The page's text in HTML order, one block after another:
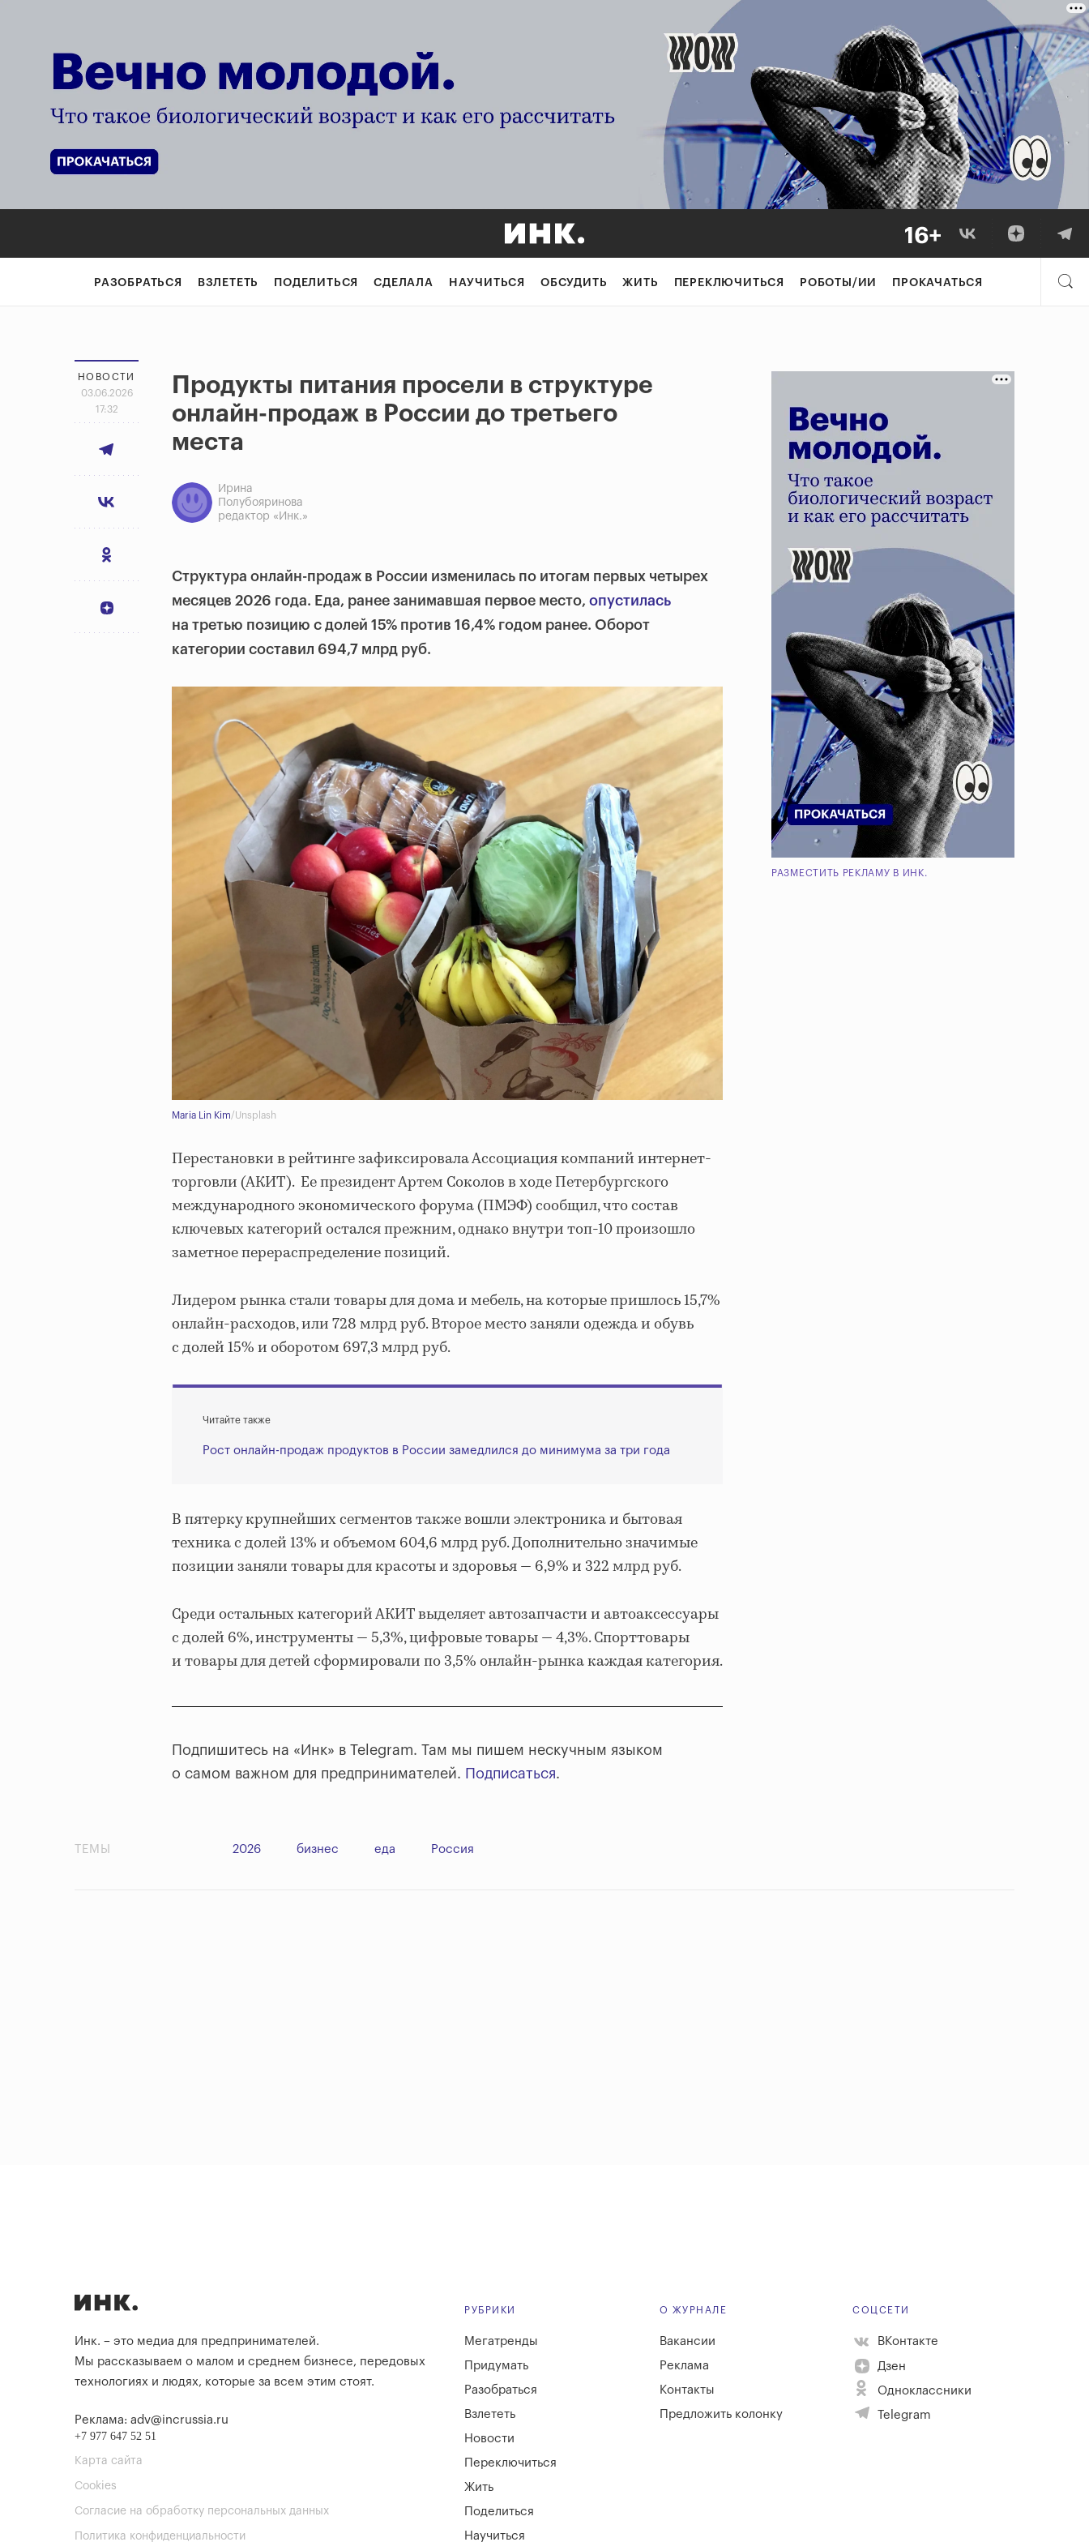
РАЗОБРАТЬСЯ ВЗЛЕТЕТЬ ПОДЕЛИТЬСЯ СДЕЛАЛА НАУЧИТЬСЯ ОБСУДИТЬ ЖИТЬ ПЕРЕКЛЮЧИТЬСЯ РОБОТЫ/ИИ ПРОКАЧАТЬСЯ
НОВОСТИ
03.06.2026
17:32
Продукты питания просели в структуре
онлайн-продаж в России до третьего
места
Ирина
Полубояринова
редактор «Инк.»
Структура онлайн-продаж в России изменилась по итогам первых четырех
месяцев 2026 года. Еда, ранее занимавшая первое место, опустилась
на третью позицию с долей 15% против 16,4% годом ранее. Оборот
категории составил 694,7 млрд руб.
Maria Lin Kim/Unsplash
Перестановки в рейтинге зафиксировала Ассоциация компаний интернет-
торговли (АКИТ). Ее президент Артем Соколов в ходе Петербургского
международного экономического форума (ПМЭФ) сообщил, что состав
ключевых категорий остался прежним, однако внутри топ-10 произошло
заметное перераспределение позиций.
Лидером рынка стали товары для дома и мебель, на которые пришлось 15,7%
онлайн-расходов, или 728 млрд руб. Второе место заняли одежда и обувь
с долей 15% и оборотом 697,3 млрд руб.
Читайте также
Рост онлайн-продаж продуктов в России замедлился до минимума за три года
В пятерку крупнейших сегментов также вошли электроника и бытовая
техника с долей 13% и объемом 604,6 млрд руб. Дополнительно значимые
позиции заняли товары для красоты и здоровья — 6,9% и 322 млрд руб.
Среди остальных категорий АКИТ выделяет автозапчасти и автоаксессуары
с долей 6%, инструменты — 5,3%, цифровые товары — 4,3%. Спорттовары
и товары для детей сформировали по 3,5% онлайн-рынка каждая категория.
Подпишитесь на «Инк» в Telegram. Там мы пишем нескучным языком
о самом важном для предпринимателей. Подписаться.
РАЗМЕСТИТЬ РЕКЛАМУ В ИНК.
ТЕМЫ 2026 бизнес еда Россия
Инк. – это медиа для предпринимателей.
Мы рассказываем о малом и среднем бизнесе, передовых
технологиях и людях, которые за всем этим стоят.
Реклама: adv@incrussia.ru
+7 977 647 52 51
Карта сайта
Cookies
Согласие на обработку персональных данных
Политика конфиденциальности
РУБРИКИ
Мегатренды
Придумать
Разобраться
Взлететь
Новости
Переключиться
Жить
Поделиться
Научиться
О ЖУРНАЛЕ
Вакансии
Реклама
Контакты
Предложить колонку
СОЦСЕТИ
ВКонтакте
Дзен
Одноклассники
Telegram